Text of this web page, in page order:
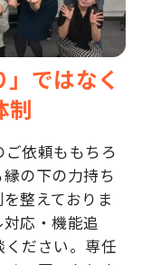
」ではなく
制
依頼ももちろ
の下の力持ち
整えておりま
応・機能追
ださい。専任